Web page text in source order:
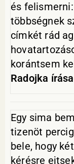
és
többségnek
címkét rád
korántsem
Radojka
Egy sima
tizenöt
bele, hogy
kérésre